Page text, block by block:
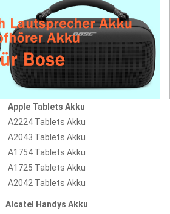
Apple Tablets Akku
A2224 Tablets Akku
A2043 Tablets Akku
A1754 Tablets Akku
A1725 Tablets Akku
A2042 Tablets Akku
Alcatel Handys Akku